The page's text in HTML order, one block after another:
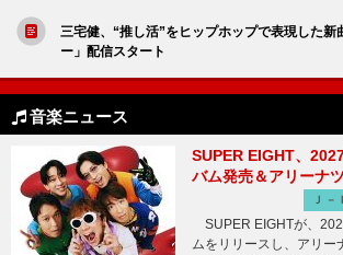
三宅健、“推し活”をヒップホップで表現した新
ー」配信スタート
音楽ニュース
SUPER EIGHT、
バム発売＆アリーナ
Ｊ－
SUPER EIGHTが、
ムをリリースし、アリー